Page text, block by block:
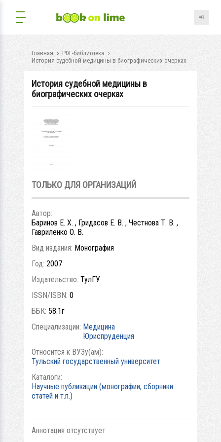
Главная
PDF-библиотека
История судебной медицины в биографических очерках
История судебной медицины в
биографических очерках
ТОЛЬКО ДЛЯ ОРГАНИЗАЦИЙ
Автор:
Баринов Е. Х. , Гридасов Е. В. , Честнова Т. В. ,
Гавриленко О. В.
Вид издания: Монография
Год: 2007
Издательство: ТулГУ
ISSN/ISBN: 0
ББК: 58.1г
Специализации: Медицина
Юриспруденция
Относится к ВУЗу(ам):
Тульский государственный университет
Каталоги:
Научные публикации (монографии, сборники
статей и т.п.)
Аннотация отсутствует